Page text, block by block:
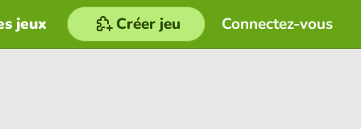
Connectez-vous
jeux Créer jeu